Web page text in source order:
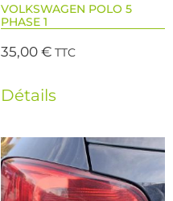
VOLKSWAGEN POLO 5
PHASE 1
35,00€ TTC
Détails